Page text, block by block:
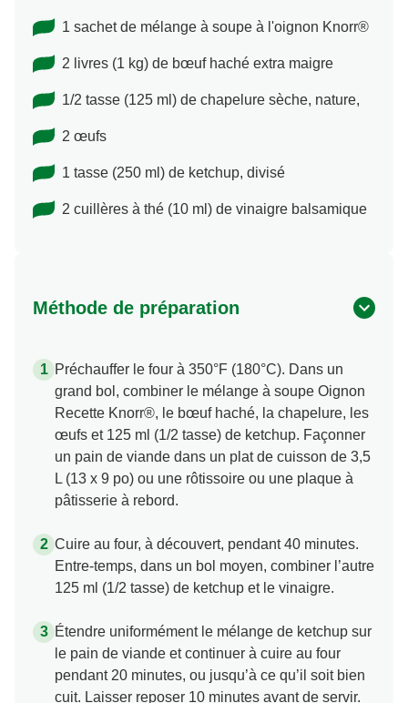
1 sachet de mélange à soupe à l'oignon Knorr®
2 livres (1 kg) de bœuf haché extra maigre
1/2 tasse (125 ml) de chapelure sèche, nature,
2 œufs
1 tasse (250 ml) de ketchup, divisé
2 cuillères à thé (10 ml) de vinaigre balsamique
Méthode de préparation
Préchauffer le four à 350°F (180°C). Dans un
grand bol, combiner le mélange à soupe Oignon
Recette Knorr®, le bœuf haché, la chapelure, les
œufs et 125 ml (1/2 tasse) de ketchup. Façonner
un pain de viande dans un plat de cuisson de 3,5
L (13 x 9 po) ou une rôtissoire ou une plaque à
pâtisserie à rebord.
Cuire au four, à découvert, pendant 40 minutes.
Entre-temps, dans un bol moyen, combiner l’autre
125 ml (1/2 tasse) de ketchup et le vinaigre.
Étendre uniformément le mélange de ketchup sur
le pain de viande et continuer à cuire au four
pendant 20 minutes, ou jusqu’à ce qu’il soit bien
cuit. Laisser reposer 10 minutes avant de servir.